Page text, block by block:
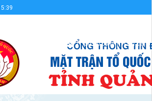
Quảng Trị
Sơ đồ cổng Liên kết